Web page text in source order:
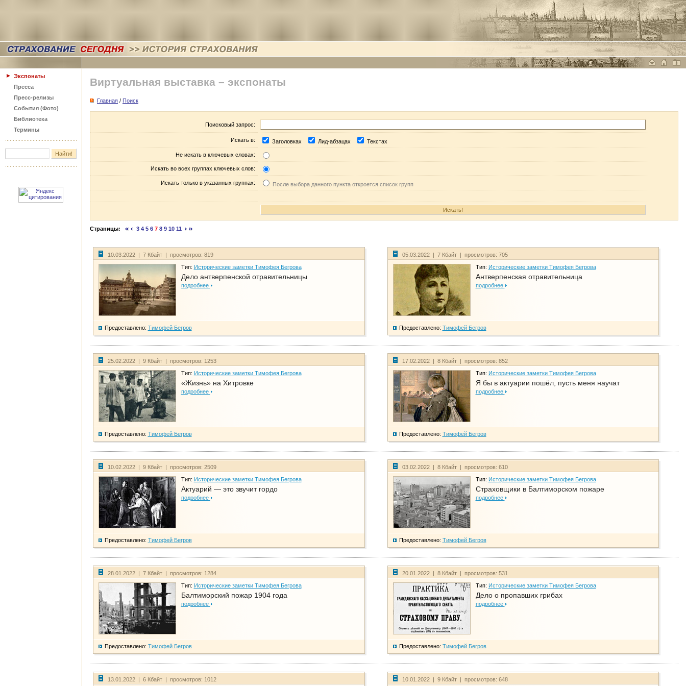
Экспонаты
Пресса
Пресс-релизы
События (Фото)
Библиотека
Термины
Виртуальная выставка – экспонаты
Главная / Поиск
Поисковый запрос:
Искать в: Заголовках Лид-абзацах Текстах
Не искать в ключевых словах:
Искать во всех группах ключевых слов:
Искать только в указанных группах: После выбора данного пункта откроется список групп
Страницы: 3 4 5 6 7 8 9 10 11
10.03.2022 | 7 Кбайт | просмотров: 819
Тип: Исторические заметки Тимофея Бегрова
Дело антверпенской отравительницы
подробнее
Предоставлено: Тимофей Бегров
05.03.2022 | 7 Кбайт | просмотров: 705
Тип: Исторические заметки Тимофея Бегрова
Антверпенская отравительница
подробнее
Предоставлено: Тимофей Бегров
25.02.2022 | 9 Кбайт | просмотров: 1253
Тип: Исторические заметки Тимофея Бегрова
«Жизнь» на Хитровке
подробнее
Предоставлено: Тимофей Бегров
17.02.2022 | 8 Кбайт | просмотров: 852
Тип: Исторические заметки Тимофея Бегрова
Я бы в актуарии пошёл, пусть меня научат
подробнее
Предоставлено: Тимофей Бегров
10.02.2022 | 9 Кбайт | просмотров: 2509
Тип: Исторические заметки Тимофея Бегрова
Актуарий — это звучит гордо
подробнее
Предоставлено: Тимофей Бегров
03.02.2022 | 8 Кбайт | просмотров: 610
Тип: Исторические заметки Тимофея Бегрова
Страховщики в Балтиморском пожаре
подробнее
Предоставлено: Тимофей Бегров
28.01.2022 | 7 Кбайт | просмотров: 1284
Тип: Исторические заметки Тимофея Бегрова
Балтиморский пожар 1904 года
подробнее
Предоставлено: Тимофей Бегров
20.01.2022 | 8 Кбайт | просмотров: 531
Тип: Исторические заметки Тимофея Бегрова
Дело о пропавших грибах
подробнее
Предоставлено: Тимофей Бегров
13.01.2022 | 6 Кбайт | просмотров: 1012 10.01.2022 | 9 Кбайт | просмотров: 648